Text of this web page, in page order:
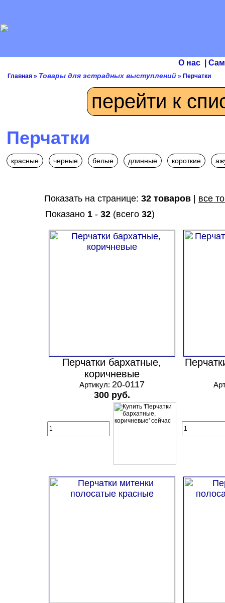
О нас
Главная » Товары для эстрадных выступлений » Перчатки
перейти к
Перчатки
красные черные белые длинные короткие
Показать на странице: 32 товаров
все
Показано 1 - 32 (всего 32)
Перчатки бархатные,
коричневые
Артикул: 20-0117
300 руб.